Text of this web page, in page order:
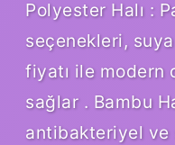
Polyester Halı :
seçenekleri,
fiyatı ile modern
sağlar . Bambu
antibakteriyel ve